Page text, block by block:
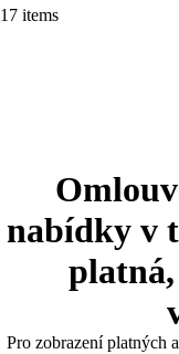
17 items
nabídky v
Pro zobrazení platných